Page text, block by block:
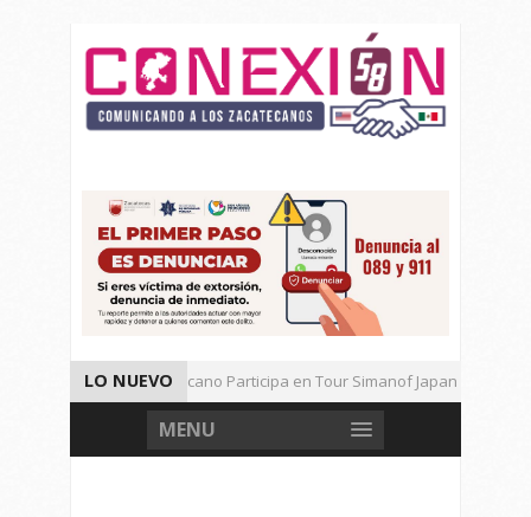
LO NUEVO
Universitario Zacatecano Participa en Tour Simanof Japan 2026
Implementa SAMA Estrategia de Reciclaje con Empresa PetStar
MENU